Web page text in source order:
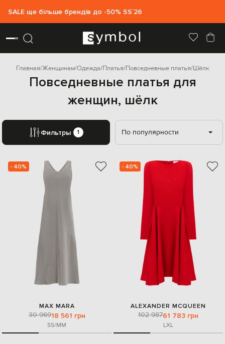
SALE ще більше брендів до -50% SS`26
Главная Женщинам Одежда Платья Повседневные платья Шёлк
Повседневные платья для
женщин, шёлк
Фильтры 1 По популярности
- 40%
MAX MARA
30 96918 561 грн
SS/MM
- 40%
ALEXANDER MCQUEEN
102 98761 783 грн
LXL